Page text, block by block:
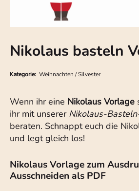
Nikolaus basteln
Kategorie: Weihnachten / Silvester
Wenn ihr eine Nikolaus Vorlage
ihr mit unserer Nikolaus-
beraten. Schnappt euch die
und legt gleich los!
Nikolaus Vorlage zum
Ausschneiden als PDF